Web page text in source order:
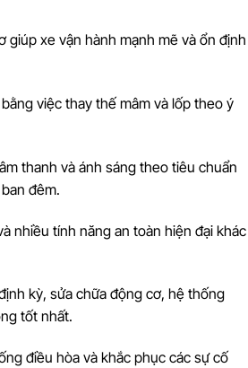
xe vận hành mạnh mẽ và ổn định
việc thay thế mâm và lốp theo ý
thanh và ánh sáng theo tiêu chuẩn
đêm.
nhiều tính năng an toàn hiện đại khác
kỳ, sửa chữa động cơ, hệ thống
tốt nhất.
điều hòa và khắc phục các sự cố